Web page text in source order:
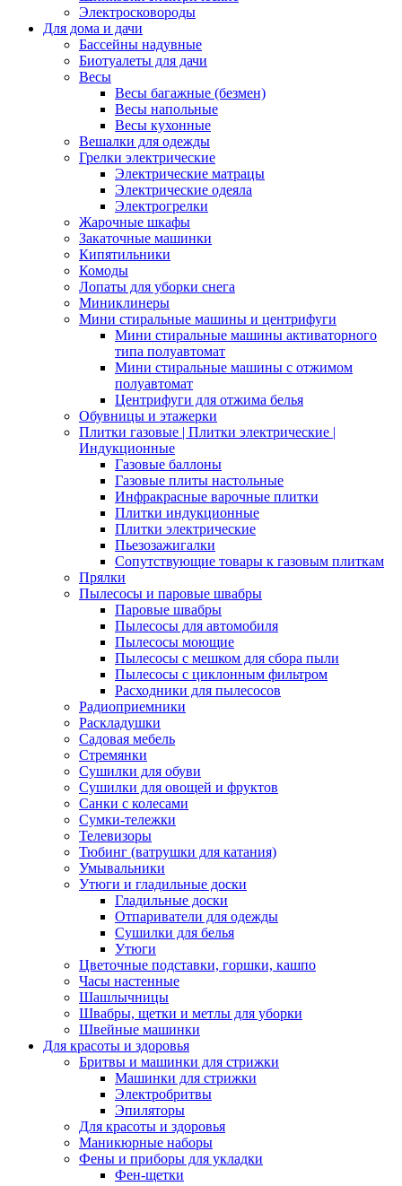
Электросковороды
Для дома и дачи
Бассейны надувные
Биотуалеты для дачи
Весы
Весы багажные (безмен)
Весы напольные
Весы кухонные
Вешалки для одежды
Грелки электрические
Электрические матрацы
Электрические одеяла
Электрогрелки
Жарочные шкафы
Закаточные машинки
Кипятильники
Комоды
Лопаты для уборки снега
Миниклинеры
Мини стиральные машины и центрифуги
Мини стиральные машины активаторного
типа полуавтомат
Мини стиральные машины с отжимом
полуавтомат
Центрифуги для отжима белья
Обувницы и этажерки
Плитки газовые | Плитки электрические |
Индукционные
Газовые баллоны
Газовые плиты настольные
Инфракрасные варочные плитки
Плитки индукционные
Плитки электрические
Пьезозажигалки
Сопутствующие товары к газовым плиткам
Прялки
Пылесосы и паровые швабры
Паровые швабры
Пылесосы для автомобиля
Пылесосы моющие
Пылесосы с мешком для сбора пыли
Пылесосы с циклонным фильтром
Расходники для пылесосов
Радиоприемники
Раскладушки
Садовая мебель
Стремянки
Сушилки для обуви
Сушилки для овощей и фруктов
Санки с колесами
Сумки-тележки
Телевизоры
Тюбинг (ватрушки для катания)
Умывальники
Утюги и гладильные доски
Гладильные доски
Отпариватели для одежды
Сушилки для белья
Утюги
Цветочные подставки, горшки, кашпо
Часы настенные
Шашлычницы
Швабры, щетки и метлы для уборки
Швейные машинки
Для красоты и здоровья
Бритвы и машинки для стрижки
Машинки для стрижки
Электробритвы
Эпиляторы
Для красоты и здоровья
Маникюрные наборы
Фены и приборы для укладки
Фен-щетки